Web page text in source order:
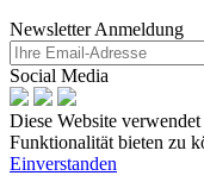
Newsletter Anmeldung
Social Media
Diese Website
Funktionalität bieten zu
Einverstanden